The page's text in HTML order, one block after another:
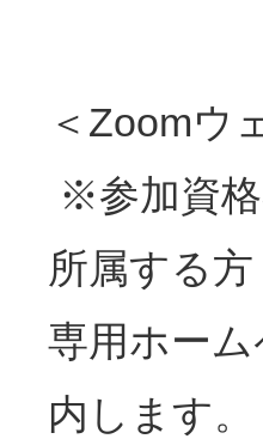
＜Zoomウ
※参加資
所属する
専用ホー
内します。